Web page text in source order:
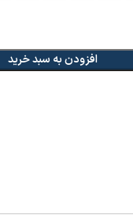
افزودن به سبد خرید